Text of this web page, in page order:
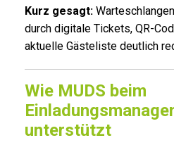
Kurz gesagt:
durch digitale Tickets, QR-
aktuelle Gästeliste deutlich
Wie MUDS beim
unterstützt